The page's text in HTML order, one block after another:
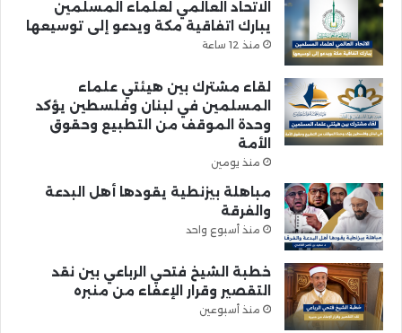
الاتحاد العالمي لعلماء المسلمين
يبارك اتفاقية مكة ويدعو إلى توسيعها
منذ 12 ساعة
لقاء مشترك بين هيئتي علماء
المسلمين في لبنان وفلسطين يؤكد
وحدة الموقف من التطبيع وحقوق
الأمة
منذ يومين
مباهلة بيزنطية يقودها أهل البدعة
والفرقة
منذ أسبوع واحد
خطبة الشيخ فتحي الرباعي بين نقد
التقصير وقرار الإعفاء من منبره
منذ أسبوعين